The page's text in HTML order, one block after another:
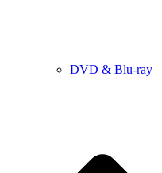
DVD & Blu-ray